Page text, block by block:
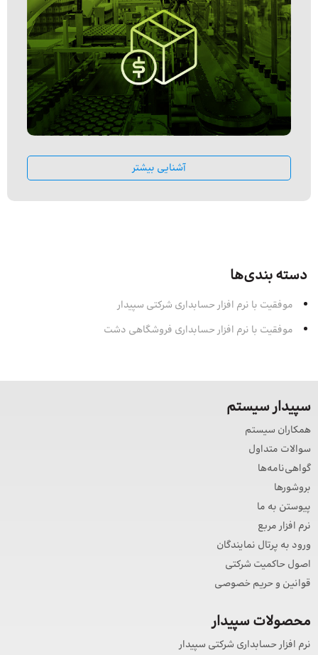
آشنایی بیشتر
دسته بندی‌ها
موفقیت با نرم افزار حسابداری شرکتی سپیدار
موفقیت با نرم افزار حسابداری فروشگاهی دشت
سپیدار سیستم
همکاران سیستم
سوالات متداول
گواهی‌نامه‌ها
بروشورها
پیوستن به ما
نرم افزار مربع
ورود به پرتال نمایندگان
اصول حاکمیت شرکتی
قوانین و حریم خصوصی
محصولات سپیدار
نرم افزار حسابداری شرکتی سپیدار